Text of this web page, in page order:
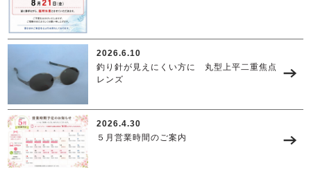
2026.6.10
釣り針が見えにくい方に 丸型上平二重焦点
レンズ
2026.4.30
５月営業時間のご案内